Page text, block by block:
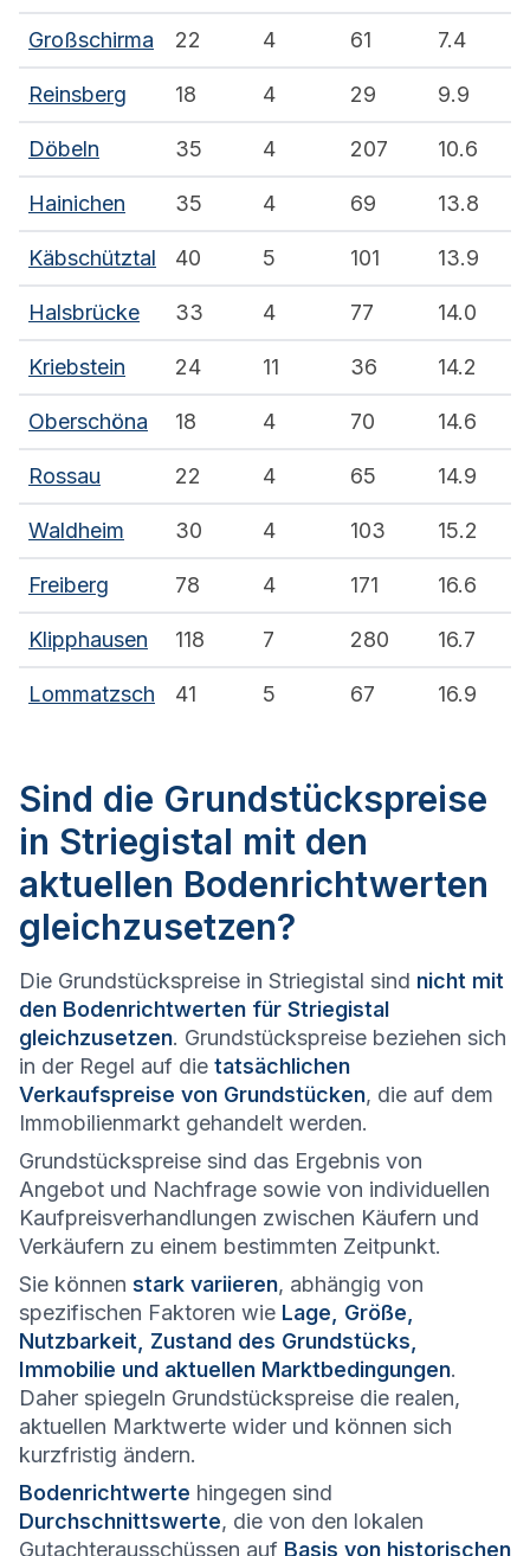
Großschirma 22 4 61 7.4
Reinsberg 18 4 29 9.9
Döbeln 35 4 207 10.6
Hainichen 35 4 69 13.8
Käbschütztal 40 5 101 13.9
Halsbrücke 33 4 77 14.0
Kriebstein 24 11 36 14.2
Oberschöna 18 4 70 14.6
Rossau 22 4 65 14.9
Waldheim 30 4 103 15.2
Freiberg 78 4 171 16.6
Klipphausen 118 7 280 16.7
Lommatzsch 41 5 67 16.9
Sind die Grundstückspreise
in Striegistal mit den
aktuellen Bodenrichtwerten
gleichzusetzen?
Die Grundstückspreise in Striegistal sind nicht mit
den Bodenrichtwerten für Striegistal
gleichzusetzen. Grundstückspreise beziehen sich
in der Regel auf die tatsächlichen
Verkaufspreise von Grundstücken, die auf dem
Immobilienmarkt gehandelt werden.
Grundstückspreise sind das Ergebnis von
Angebot und Nachfrage sowie von individuellen
Kaufpreisverhandlungen zwischen Käufern und
Verkäufern zu einem bestimmten Zeitpunkt.
Sie können stark variieren, abhängig von
spezifischen Faktoren wie Lage, Größe,
Nutzbarkeit, Zustand des Grundstücks,
Immobilie und aktuellen Marktbedingungen.
Daher spiegeln Grundstückspreise die realen,
aktuellen Marktwerte wider und können sich
kurzfristig ändern.
Bodenrichtwerte hingegen sind
Durchschnittswerte, die von den lokalen
Gutachterausschüssen auf Basis von historischen